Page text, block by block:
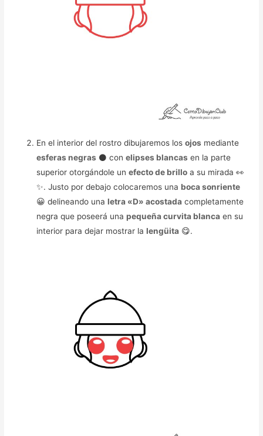
En el interior del rostro dibujaremos losojos mediante
esferas negras ⚫ conelipses blancas en la parte
superior otorgándole unefecto de brillo a su mirada 👀
✨. Justo por debajo colocaremos una boca sonriente
😀 delineando unaletra «D» acostada completamente
negra que poseerá unapequeña curvita blanca en su
interior para dejar mostrar lalengüita 😋.